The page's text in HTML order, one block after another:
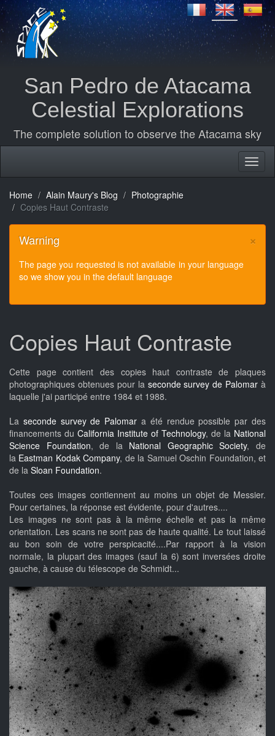
San Pedro de Atacama
Celestial Explorations
The complete solution to observe the Atacama sky
Home Alain Maury's Blog
Photographie
Copies Haut Contraste
×
Warning
The page you requested is not available in your language
so we show you in the default language
Copies Haut Contraste
Cette page contient des copies haut contraste de plaques
photographiques obtenues pour la seconde survey de Palomar à
laquelle j'ai participé entre 1984 et 1988.
La seconde survey de Palomar a été rendue possible par des
financements du California Institute of Technology, de la National
Science Foundation, de la National Geographic Society, de
la Eastman Kodak Company, de la Samuel Oschin Foundation, et
de la Sloan Foundation.
Toutes ces images contiennent au moins un objet de Messier.
Pour certaines, la réponse est évidente, pour d'autres....
Les images ne sont pas à la même échelle et pas la même
orientation. Les scans ne sont pas de haute qualité. Le tout laissé
au bon soin de votre perspicacité....Par rapport à la vision
normale, la plupart des images (sauf la 6) sont inversées droite
gauche, à cause du télescope de Schmidt...